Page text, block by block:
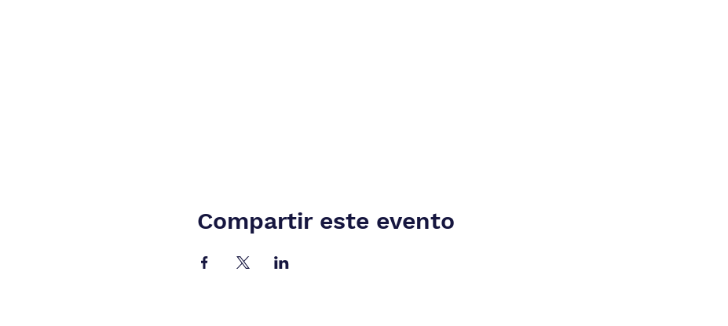
Compartir este evento